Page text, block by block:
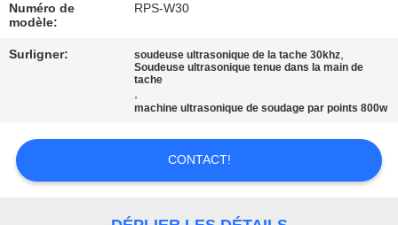
CONTACTEZ-
NOUS
NOUVELLES
CAS
Numéro de
modèle:
RPS-W30
Surligner: soudeuse ultrasonique de la tache 30khz,
Soudeuse ultrasonique tenue dans la main de
tache
,
machine ultrasonique de soudage par points 800w
CONTACT!